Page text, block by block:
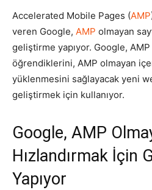
Accelerated Mobile Pages (AMP
veren Google, AMP olmayan
geliştirme yapıyor. Google,
öğrendiklerini, AMP olmayan
yüklenmesini sağlayacak yeni
geliştirmek için kullanıyor.
Google, AMP
Hızlandırmak İçin
Yapıyor